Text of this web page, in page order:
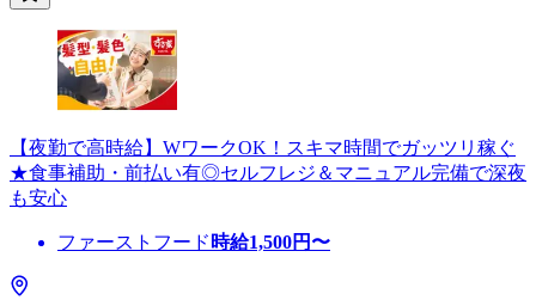
【夜勤で高時給】WワークOK！スキマ時間でガッツリ稼ぐ
★食事補助・前払い有◎セルフレジ＆マニュアル完備で深夜
も安心
ファーストフード 時給1,500円〜